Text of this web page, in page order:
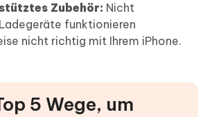
Zubehör: Nicht
funktionieren
nicht richtig mit Ihrem iPhone.
5 Wege, um